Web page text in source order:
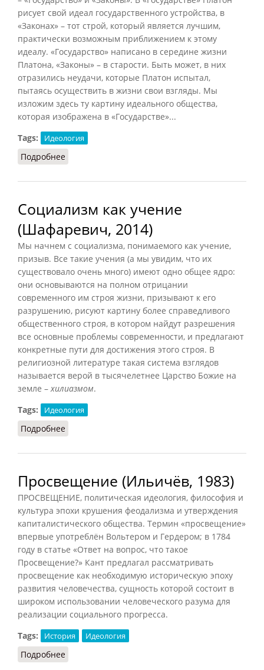
рисует свой идеал государственного устройства, в
«Законах» – тот строй, который является лучшим,
практически возможным приближением к этому
идеалу. «Государство» написано в середине жизни
Платона, «Законы» – в старости. Быть может, в них
отразились неудачи, которые Платон испытал,
пытаясь осуществить в жизни свои взгляды. Мы
изложим здесь ту картину идеального общества,
которая изображена в «Государстве»...
Tags:
Идеология
Подробнее
Социализм как учение
(Шафаревич, 2014)
Мы начнем с социализма, понимаемого как учение,
призыв. Все такие учения (а мы увидим, что их
существовало очень много) имеют одно общее ядро:
они основываются на полном отрицании
современного им строя жизни, призывают к его
разрушению, рисуют картину более справедливого
общественного строя, в котором найдут разрешения
все основные проблемы современности, и предлагают
конкретные пути для достижения этого строя. В
религиозной литературе такая система взглядов
называется верой в тысячелетнее Царство Божие на
земле – хилиазмом.
Tags:
Идеология
Подробнее
Просвещение (Ильичёв, 1983)
ПРОСВЕЩЕНИЕ, политическая идеология, философия и
культура эпохи крушения феодализма и утверждения
капиталистического общества. Термин «просвещение»
впервые употреблён Вольтером и Гердером; в 1784
году в статье «Ответ на вопрос, что такое
Просвещение?» Кант предлагал рассматривать
просвещение как необходимую историческую эпоху
развития человечества, сущность которой состоит в
широком использовании человеческого разума для
реализации социального прогресса.
Tags:
История Идеология
Подробнее